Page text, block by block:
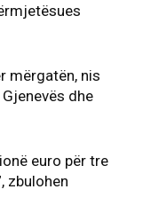
mërgatën, nis
dhe
euro për tre
zbulohen